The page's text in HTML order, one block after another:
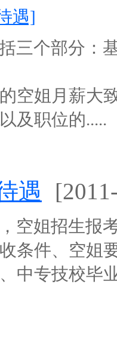
遇]
三个部分：
空姐月薪大
及职位的.....
遇
空姐招生报
条件、空姐
中专技校毕